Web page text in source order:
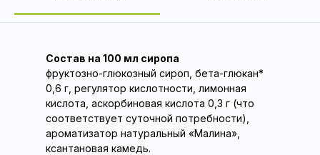
Состав на 100 мл сиропа
фруктозно-глюкозный сироп, бета-глюкан*
0,6 г, регулятор кислотности, лимонная
кислота, аскорбиновая кислота 0,3 г (что
соответствует суточной потребности),
ароматизатор натуральный «Малина»,
ксантановая камедь.